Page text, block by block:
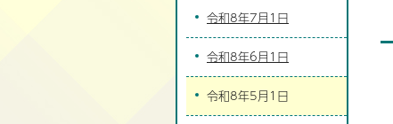
令和8年7月1日
令和8年6月1日
令和8年5月1日